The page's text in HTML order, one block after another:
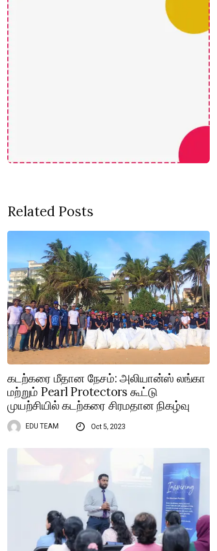
Related Posts
கடற்கரை மீதான நேசம்: அலியான்ஸ் லங்கா
மற்றும் Pearl Protectors கூட்டு
முயற்சியில் கடற்கரை சிரமதான நிகழ்வு
EDU TEAM Oct 5, 2023